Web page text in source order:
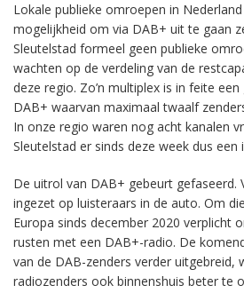
Lokale publieke omroepen in
mogelijkheid om via DAB+ uit te gaan
Sleutelstad formeel geen publieke
wachten op de verdeling van de
deze regio. Zo’n multiplex is in feite
DAB+ waarvan maximaal twaalf
In onze regio waren nog acht kanalen
Sleutelstad er sinds deze week dus een
De uitrol van DAB+ gebeurt gefaseerd.
ingezet op luisteraars in de auto. Om
Europa sinds december 2020 verplicht
rusten met een DAB+-radio. De
van de DAB-zenders verder uitgebreid,
radiozenders ook binnenshuis beter te